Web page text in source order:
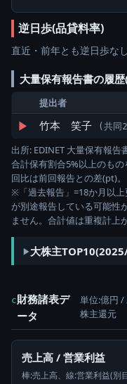
逆日歩(品貸料率)
直近・前年とも逆日歩な
大量保有報告書の履
提出者
▶ 竹本 笑子 (共同
出所: EDINET 大量保有報
合計保有割合5%以上のも
回比は前回報告との差(pt)。
※「過去報告」=18か月以
が別途報告している可能性
ません。合計値は重複計上
大株主
c財務諸表デ
ータ
単位:億円 /
株主還元
売上高 / 営業利益
棒:売上高、線:営業利益(別